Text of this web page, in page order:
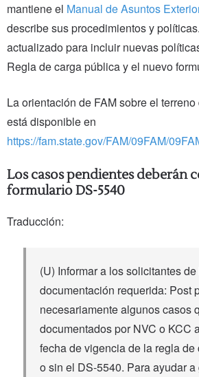
mantiene el Manual de Asuntos
describe sus procedimientos y
actualizado para incluir nuevas
Regla de carga pública y el nuevo
La orientación de FAM sobre el
está disponible en
https://fam.state.gov/FAM/09FAM/
Los casos pendientes deberán
formulario DS-5540
Traducción:
(U) Informar a los solicitantes
documentación requerida: Post
necesariamente algunos casos
documentados por NVC o KCC
fecha de vigencia de la regla
o sin el DS-5540. Para ayudar